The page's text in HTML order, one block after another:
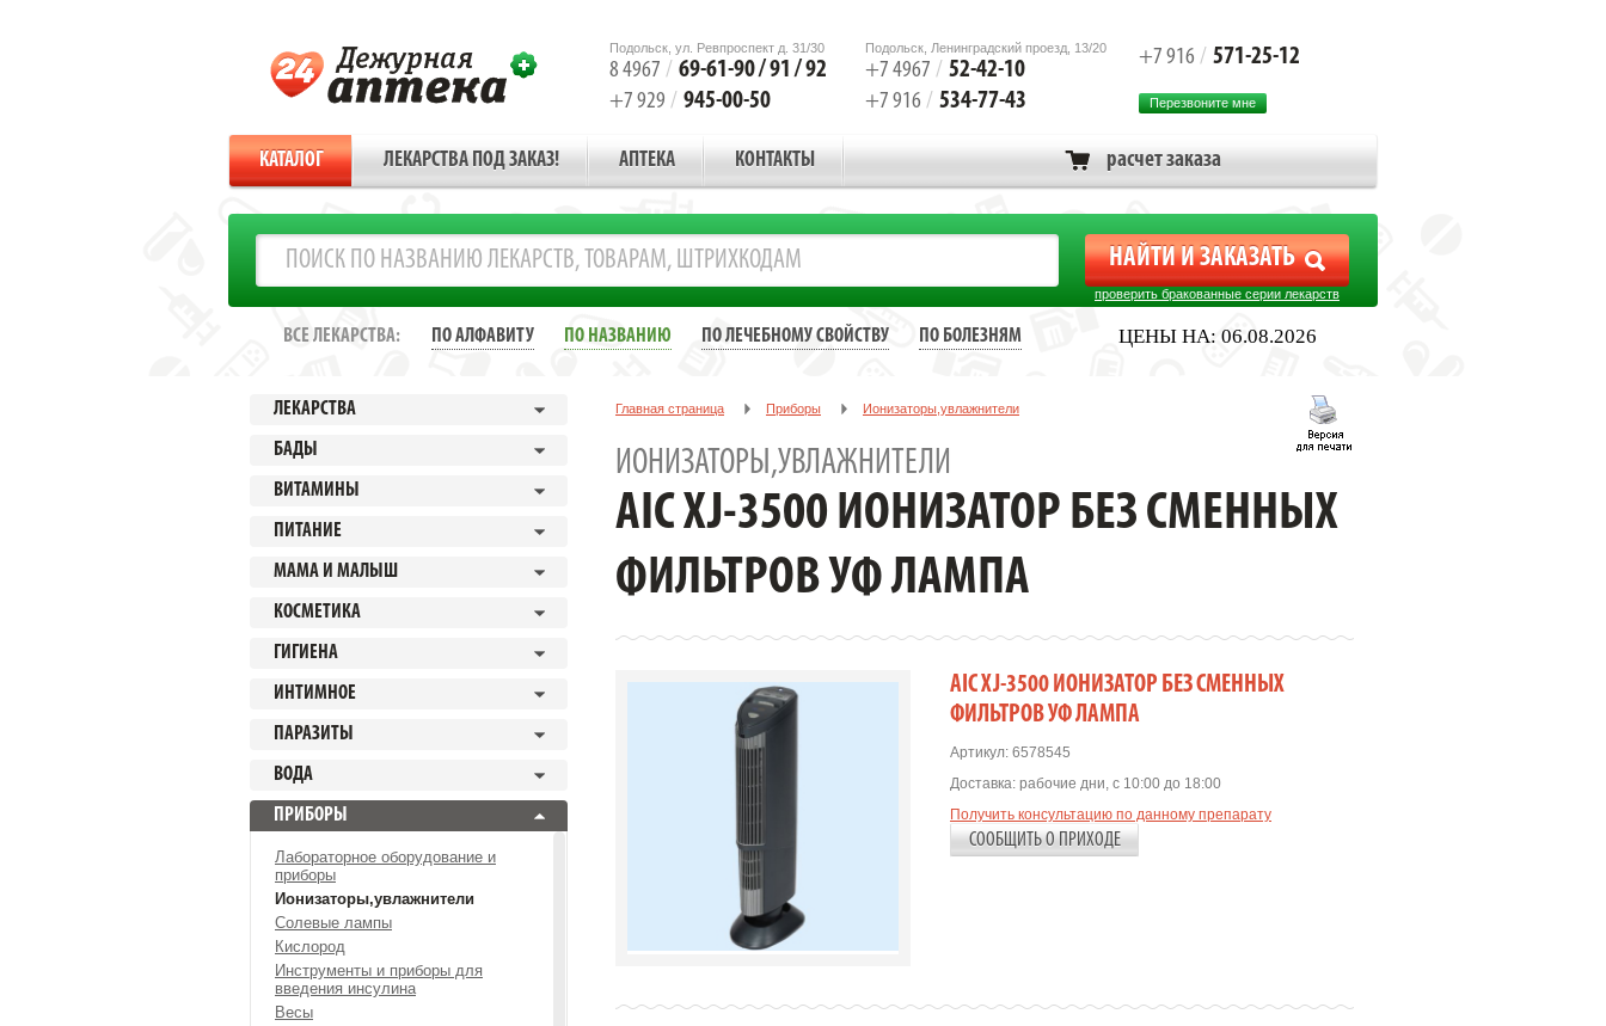
Подольск, ул. Ревпроспект д. 31/30
8 4967 / 69-61-90 / 91 / 92
+7 929 / 945-00-50
Подольск, Ленинградский проезд, 13/20
+7 4967 / 52-42-10
+7 916 / 534-77-43
+7 916 / 571-25-12
Перезвоните мне
КАТАЛОГ ЛЕКАРСТВА ПОД ЗАКАЗ! АПТЕКА КОНТАКТЫ расчет заказа
проверить бракованные серии лекарств
ЦЕНЫ НА: 06.08.2026
ВСЕ ЛЕКАРСТВА: ПО АЛФАВИТУ ПО НАЗВАНИЮ ПО ЛЕЧЕБНОМУ СВОЙСТВУ ПО БОЛЕЗНЯМ
ЛЕКАРСТВА
БАДЫ
ВИТАМИНЫ
ПИТАНИЕ
МАМА И МАЛЫШ
КОСМЕТИКА
ГИГИЕНА
ИНТИМНОЕ
ПАРАЗИТЫ
ВОДА
ПРИБОРЫ
Лабораторное оборудование и
приборы
Ионизаторы,увлажнители
Солевые лампы
Кислород
Инструменты и приборы для
введения инсулина
Весы
Главная страница Приборы Ионизаторы,увлажнители
ИОНИЗАТОРЫ,УВЛАЖНИТЕЛИ
AIC XJ-3500 ИОНИЗАТОР БЕЗ СМЕННЫХ
ФИЛЬТРОВ УФ ЛАМПА
AIC XJ-3500 ИОНИЗАТОР БЕЗ СМЕННЫХ
ФИЛЬТРОВ УФ ЛАМПА
Артикул: 6578545
Доставка: рабочие дни, с 10:00 до 18:00
Получить консультацию по данному препарату
СООБЩИТЬ О ПРИХОДЕ